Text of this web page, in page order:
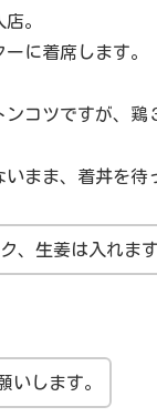
。
に着席します。
ンコツですが、鶏
いまま、着丼を待
、生姜は入れま
いします。